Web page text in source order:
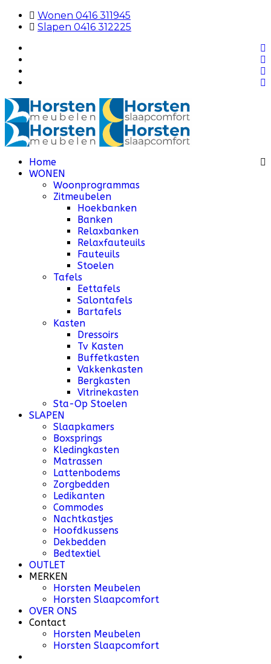
Wonen 0416 311945
Slapen 0416 312225
Home
WONEN
Woonprogrammas
Zitmeubelen
Hoekbanken
Banken
Relaxbanken
Relaxfauteuils
Fauteuils
Stoelen
Tafels
Eettafels
Salontafels
Bartafels
Kasten
Dressoirs
Tv Kasten
Buffetkasten
Vakkenkasten
Bergkasten
Vitrinekasten
Sta-Op Stoelen
SLAPEN
Slaapkamers
Boxsprings
Kledingkasten
Matrassen
Lattenbodems
Zorgbedden
Ledikanten
Commodes
Nachtkastjes
Hoofdkussens
Dekbedden
Bedtextiel
OUTLET
MERKEN
Horsten Meubelen
Horsten Slaapcomfort
OVER ONS
Contact
Horsten Meubelen
Horsten Slaapcomfort